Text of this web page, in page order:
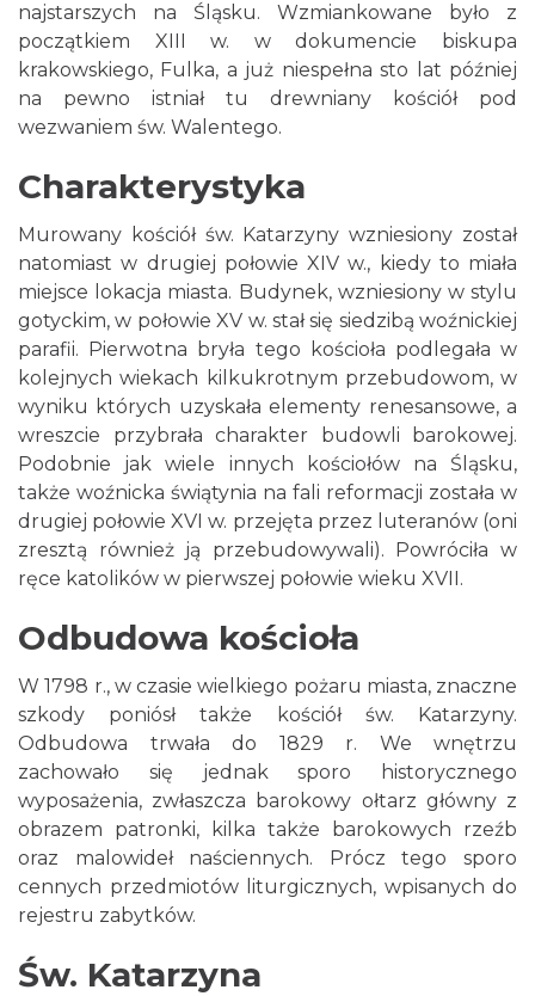
najstarszych na Śląsku. Wzmiankowane było z
początkiem XIII w. w dokumencie biskupa
krakowskiego, Fulka, a już niespełna sto lat później
na pewno istniał tu drewniany kościół pod
wezwaniem św. Walentego.
Charakterystyka
Murowany kościół św. Katarzyny wzniesiony został
natomiast w drugiej połowie XIV w., kiedy to miała
miejsce lokacja miasta. Budynek, wzniesiony w stylu
gotyckim, w połowie XV w. stał się siedzibą woźnickiej
parafii. Pierwotna bryła tego kościoła podlegała w
kolejnych wiekach kilkukrotnym przebudowom, w
wyniku których uzyskała elementy renesansowe, a
wreszcie przybrała charakter budowli barokowej.
Podobnie jak wiele innych kościołów na Śląsku,
także woźnicka świątynia na fali reformacji została w
drugiej połowie XVI w. przejęta przez luteranów (oni
zresztą również ją przebudowywali). Powróciła w
ręce katolików w pierwszej połowie wieku XVII.
Odbudowa kościoła
W 1798 r., w czasie wielkiego pożaru miasta, znaczne
szkody poniósł także kościół św. Katarzyny.
Odbudowa trwała do 1829 r. We wnętrzu
zachowało się jednak sporo historycznego
wyposażenia, zwłaszcza barokowy ołtarz główny z
obrazem patronki, kilka także barokowych rzeźb
oraz malowideł naściennych. Prócz tego sporo
cennych przedmiotów liturgicznych, wpisanych do
rejestru zabytków.
Św. Katarzyna